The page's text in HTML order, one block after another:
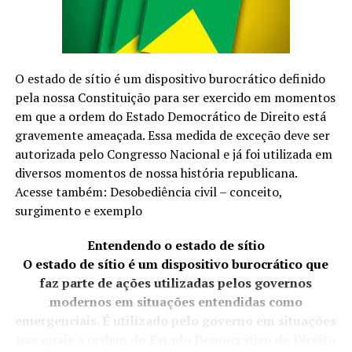
Cerrado Cervejaria
traria angústia e aflição.
Protocolado em 2023, o texto de Crivella foi,
inicialmente, apelidade de “anistia light” por abarcar
apenas manifestantes que se envolveram nos atos de 8
de Janeiro e não depredaram patrimônio público nem
atacaram policiais. Após a condenação de Bolsonaro e de
aliados do ex-presidente, o texto ganhou uma nova
discussão na Câmara…
BRASIL DAS INJUSTIÇAS… E O POVO PAGA A CONTA.
O estado de sítio é um dispositivo burocrático definido
pela nossa Constituição para ser exercido em momentos
em que a ordem do Estado Democrático de Direito está
gravemente ameaçada. Essa medida de exceção deve ser
autorizada pelo Congresso Nacional e já foi utilizada em
diversos momentos de nossa história republicana.
Acesse também: Desobediência civil – conceito,
surgimento e exemplo
Entendendo o estado de sítio
O estado de sítio é um dispositivo burocrático que
faz parte de ações utilizadas pelos governos
modernos em situações entendidas como
emergenciais. É utilizado pelo governo em situações